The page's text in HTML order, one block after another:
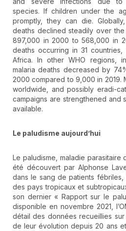
species. If children under the
promptly, they can die.
deaths declined steadily over
897,000 in 2000 to 568,000 in
deaths occurring in 31 countries,
Africa. In other WHO regions,
malaria deaths decreased by
2000 compared to 9,000 in 2019.
worldwide, and possibly eradi-
campaigns are strengthened and
available.
Le paludisme aujourd’hui
Le paludisme, maladie parasitaire
été découvert par Alphonse
dans le sang de patients fébriles,
des pays tropicaux et
son dernier « Rapport sur le
disponible en novembre 2021,
détail des données recueillies sur
de leur évolution depuis 20 ans